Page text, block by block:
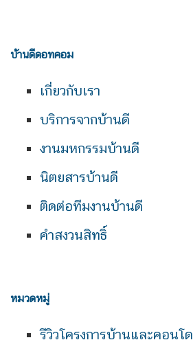
บ้านดีดอทคอม
เกี่ยวกับเรา
บริการจากบ้านดี
งานมหกรรมบ้านดี
นิตยสารบ้านดี
ติดต่อทีมงานบ้านดี
คำสงวนสิทธิ์
หมวดหมู่
รีวิวโครงการบ้านและคอนโด